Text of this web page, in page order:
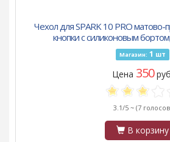
Чехол для SPARK 10 PRO
кнопки с силиконовым
Магазин: 1 шт
Цена 350
3.1/5 ~ (7
В корзину